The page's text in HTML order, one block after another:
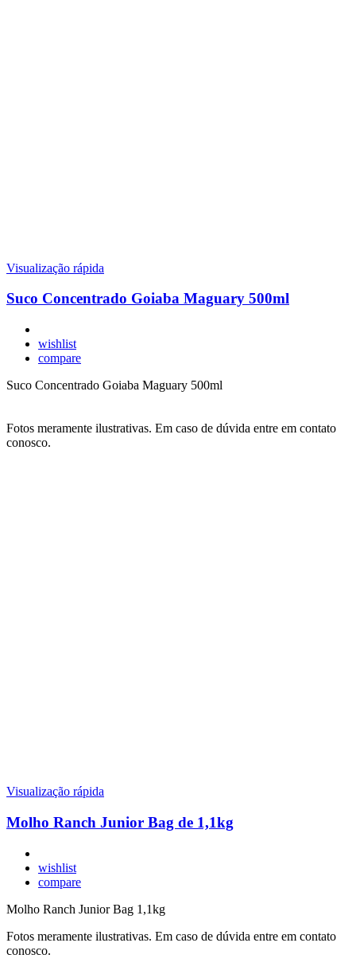
Visualização rápida
Suco Concentrado Goiaba Maguary 500ml
wishlist
compare
Suco Concentrado Goiaba Maguary 500ml
Fotos meramente ilustrativas. Em caso de dúvida entre em contato
conosco.
Visualização rápida
Molho Ranch Junior Bag de 1,1kg
wishlist
compare
Molho Ranch Junior Bag 1,1kg
Fotos meramente ilustrativas. Em caso de dúvida entre em contato
conosco.